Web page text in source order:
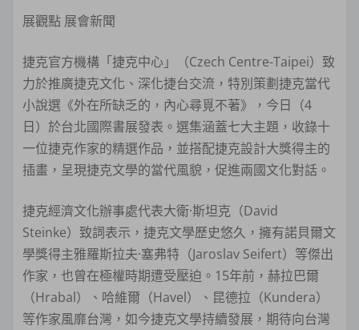
展觀點 展會新聞
捷克官方機構「捷克中心」（Czech Centre-Taipei）致
力於推廣捷克文化、深化捷台交流，特別策劃捷克當代
小說選《外在所缺乏的，內心尋覓不著》，今日（4
日）於台北國際書展發表。選集涵蓋七大主題，收錄十
一位捷克作家的精選作品，並搭配捷克設計大獎得主的
插畫，呈現捷克文學的當代風貌，促進兩國文化對話。
捷克經濟文化辦事處代表大衛·斯坦克（David
Steinke）致詞表示，捷克文學歷史悠久，擁有諾貝爾文
學獎得主雅羅斯拉夫·塞弗特（Jaroslav Seifert）等傑出
作家，也曾在極權時期遭受壓迫。15年前，赫拉巴爾
（Hrabal）、哈維爾（Havel）、昆德拉（Kundera）
等作家風靡台灣，如今捷克文學持續發展，期待向台灣